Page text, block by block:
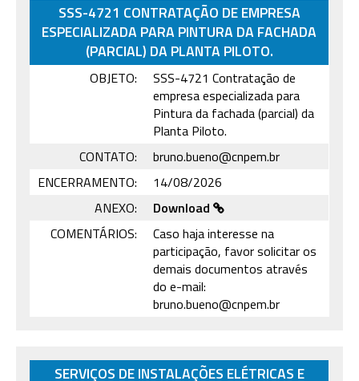
SSS-4721 CONTRATAÇÃO DE EMPRESA
ESPECIALIZADA PARA PINTURA DA FACHADA
(PARCIAL) DA PLANTA PILOTO.
OBJETO:
SSS-4721 Contratação de
empresa especializada para
Pintura da fachada (parcial) da
Planta Piloto.
CONTATO:
bruno.bueno@cnpem.br
ENCERRAMENTO:
14/08/2026
ANEXO:
Download
COMENTÁRIOS:
Caso haja interesse na
participação, favor solicitar os
demais documentos através
do e-mail:
bruno.bueno@cnpem.br
SERVIÇOS DE INSTALAÇÕES ELÉTRICAS E